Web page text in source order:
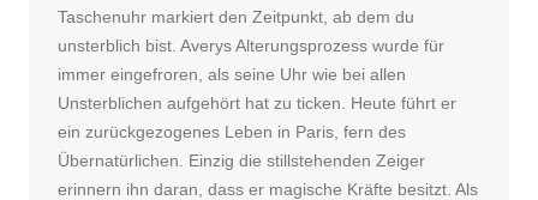
Taschenuhr markiert den Zeitpunkt, ab dem du
unsterblich bist. Averys Alterungsprozess wurde für
immer eingefroren, als seine Uhr wie bei allen
Unsterblichen aufgehört hat zu ticken. Heute führt er
ein zurückgezogenes Leben in Paris, fern des
Übernatürlichen. Einzig die stillstehenden Zeiger
erinnern ihn daran, dass er magische Kräfte besitzt. Als